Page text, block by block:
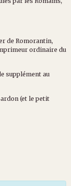
de Romorantin,
ordinaire du
supplément au
(et le petit